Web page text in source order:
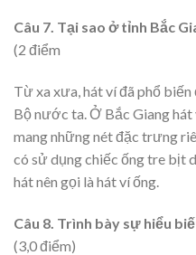
Câu 7. Tại sao ởtỉnh Bắc
(2 điểm
Từ xa xưa, hát ví đã phổ
Bộ nước ta. Ở Bắc Giang
mang những nét đặc trưng
có sử dụng chiếc ống tre bịt
hát nên gọi là hát ví ống.
Câu 8. Trình bày sự hiểu
(3,0 điểm)